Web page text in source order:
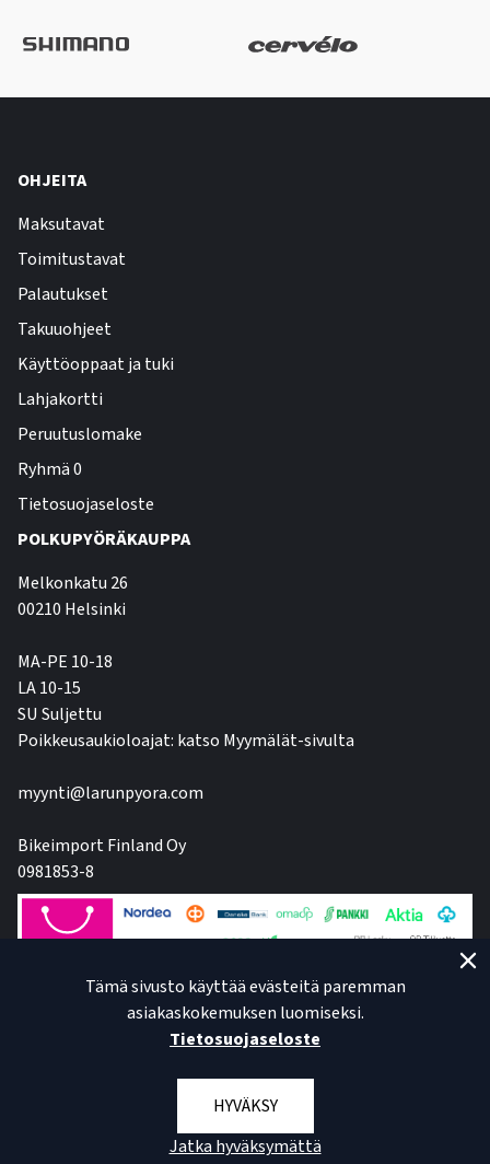
OHJEITA
Maksutavat
Toimitustavat
Palautukset
Takuuohjeet
Käyttöoppaat ja tuki
Lahjakortti
Peruutuslomake
Ryhmä 0
Tietosuojaseloste
POLKUPYÖRÄKAUPPA
Melkonkatu 26
00210 Helsinki
MA-PE 10-18
LA 10-15
SU Suljettu
Poikkeusaukioloajat: katso Myymälät-sivulta
myynti@larunpyora.com
Bikeimport Finland Oy
0981853-8
Tämä sivusto käyttää evästeitä paremman
asiakaskokemuksen luomiseksi.
Tietosuojaseloste
HYVÄKSY
Jatka hyväksymättä